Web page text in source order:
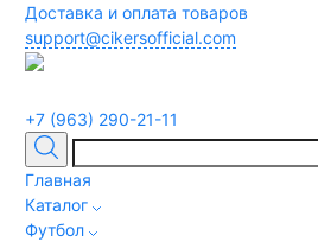
Доставка и оплата товаров
support@cikersofficial.com
+7 (963) 290-21-11
Главная
Каталог
Футбол